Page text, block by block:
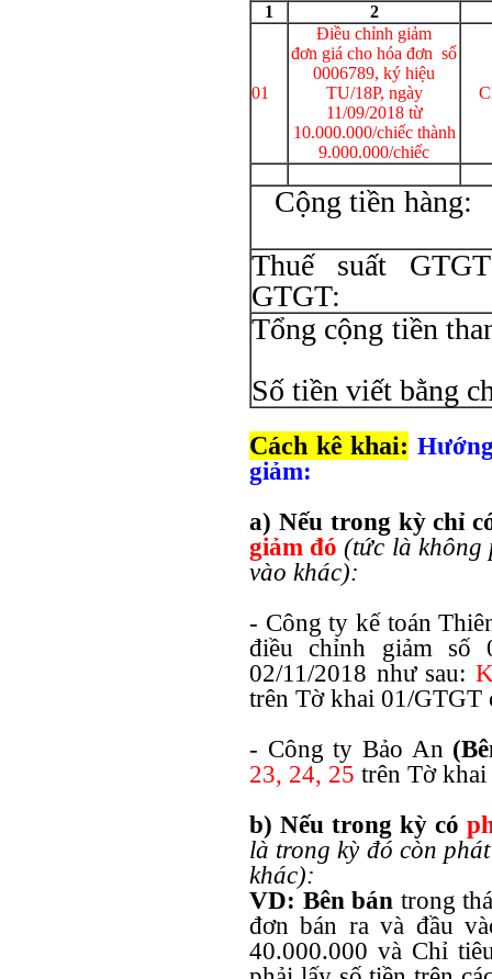
1
2
01
Điều chỉnh giảm
đơn giá cho hóa đơn số
0006789, ký hiệu
TU/18P, ngày
11/09/2018 từ
10.000.000/chiếc thành
9.000.000/chiếc
Cộng
Thuế suất
Tổng
Số tiền viết bằng
Cách kê khai:
giảm:
a) Nếu trong kỳ chỉ
giảm đó(tức là không
vào khác):
- Công ty kế toán
điều chỉnh giảm số
02/11/2018 như sau:
trên Tờ khai 01/GTGT
- Công ty Bảo An
23, 24, 25 trên Tờ
b) Nếu trong kỳ có
là trong kỳ đó còn
khác):
VD: Bên bán trong
đơn bán ra và đầu
40.000.000 và Chỉ